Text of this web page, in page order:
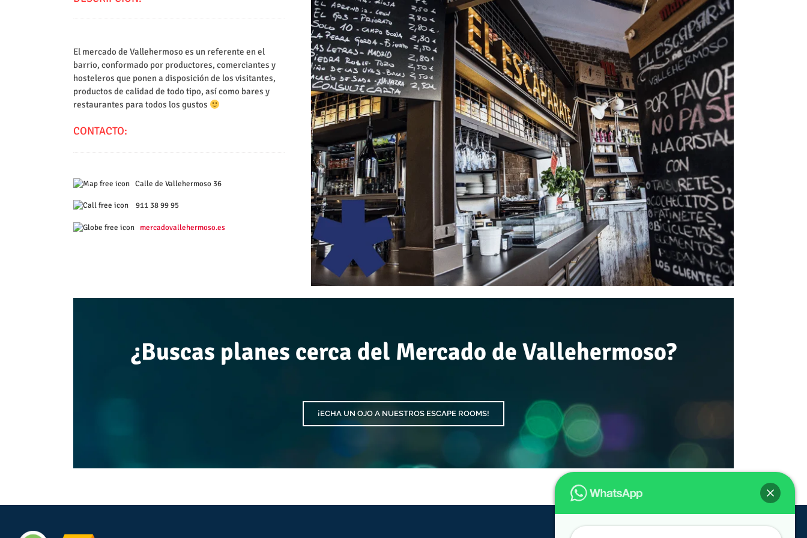
El mercado de Vallehermoso es un referente en el
barrio, conformado por productores, comerciantes y
hosteleros que ponen a disposición de los visitantes,
productos de calidad de todo tipo, así como bares y
restaurantes para todos los gustos
CONTACTO:
Calle de Vallehermoso 36
911 38 99 95
mercadovallehermoso.es
¿Buscas planes cerca del Mercado de Vallehermoso?
¡ECHA UN OJO A NUESTROS ESCAPE ROOMS!